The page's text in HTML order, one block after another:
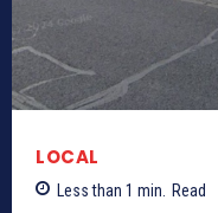
LOCAL
Less than 1 min. Read